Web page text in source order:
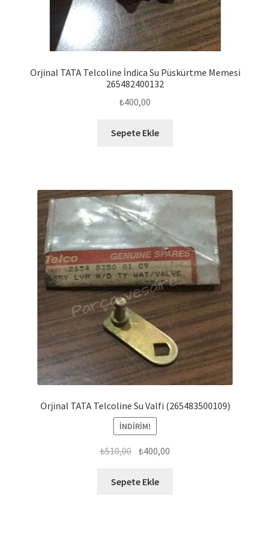
Orjinal TATA Telcoline İndica Su Püskürtme Memesi
265482400132
₺400,00
Sepete Ekle
Orjinal TATA Telcoline Su Valfi (265483500109)
İNDIRIM!
₺510,00 Orijinal
₺510,00.
₺400,00
Sepete Ekle